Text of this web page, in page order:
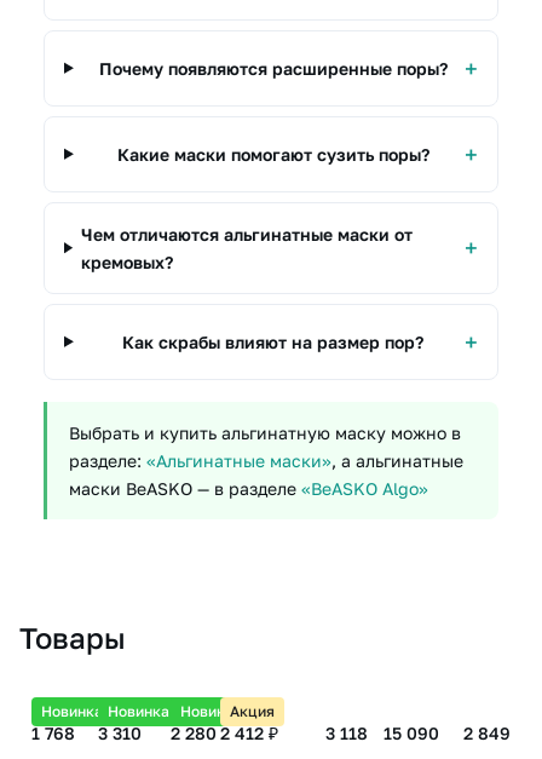
Почему появляются расширенные поры?
Какие маски помогают сузить поры?
Чем отличаются альгинатные маски от
кремовых?
Как скрабы влияют на размер пор?
Выбрать и купить альгинатную маску можно в
разделе: «Альгинатные маски», а альгинатные
маски BeASKO — в разделе «BeASKO Algo»
Товары
Новинка
1 768
Новинка
3 310
Новинка
2 280
Акция
2 412 ₽
3 118
15 090
2 849